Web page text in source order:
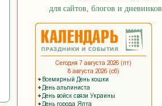
для сайтов, блогов и дневников